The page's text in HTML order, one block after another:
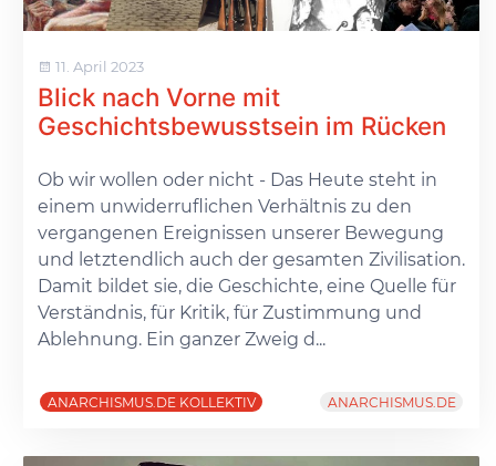
11. April 2023
Blick nach Vorne mit
Geschichtsbewusstsein im Rücken
Ob wir wollen oder nicht - Das Heute steht in
einem unwiderruflichen Verhältnis zu den
vergangenen Ereignissen unserer Bewegung
und letztendlich auch der gesamten Zivilisation.
Damit bildet sie, die Geschichte, eine Quelle für
Verständnis, für Kritik, für Zustimmung und
Ablehnung. Ein ganzer Zweig d...
ANARCHISMUS.DE KOLLEKTIV ANARCHISMUS.DE